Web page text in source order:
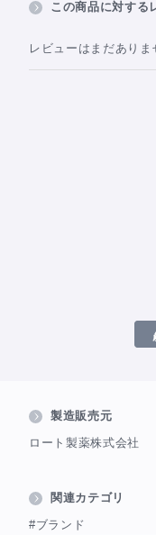
この商品に対する
レビューはまだありま
製造販売元
ロート製薬株式会社
関連カテゴリ
#ブランド